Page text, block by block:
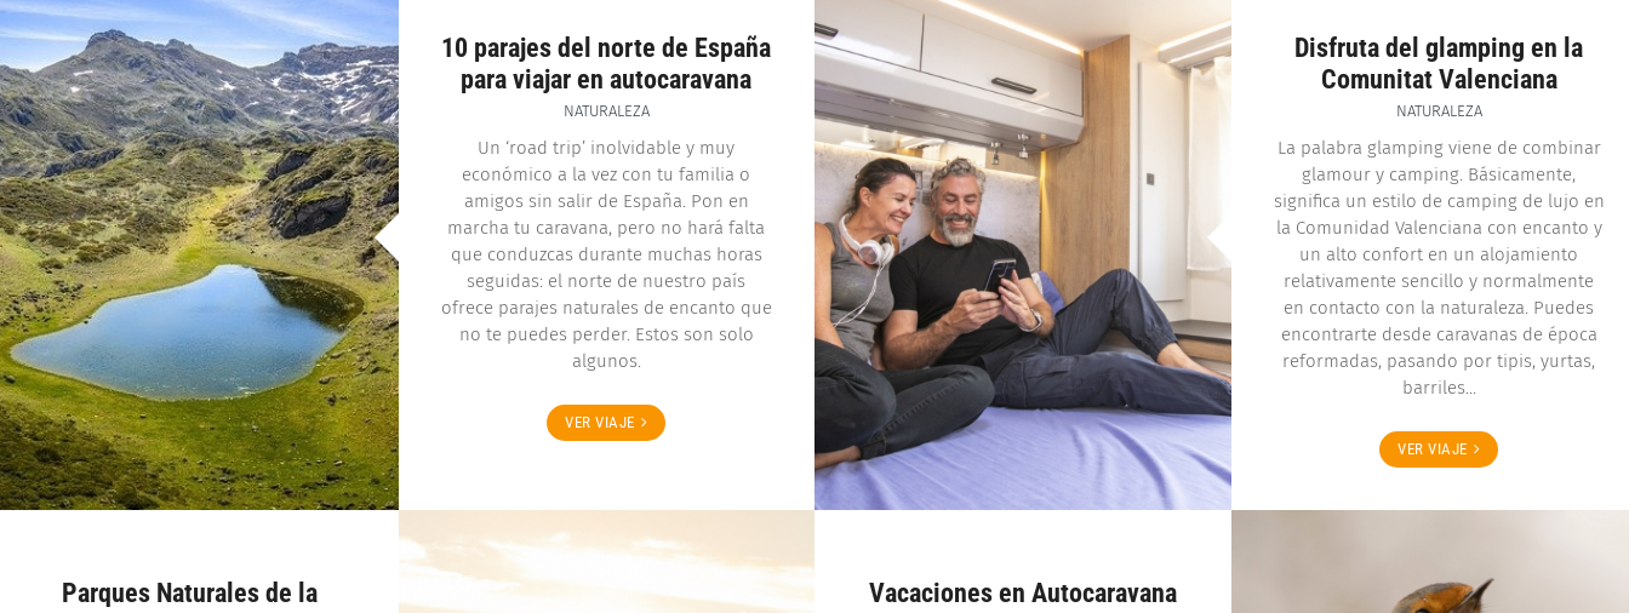
10 parajes del norte de España
para viajar en autocaravana
NATURALEZA
Un ‘road trip’ inolvidable y muy
económico a la vez con tu familia o
amigos sin salir de España. Pon en
marcha tu caravana, pero no hará falta
que conduzcas durante muchas horas
seguidas: el norte de nuestro país
ofrece parajes naturales de encanto que
no te puedes perder. Estos son solo
algunos.
VER VIAJE
Disfruta del glamping en la
Comunitat Valenciana
NATURALEZA
La palabra glamping viene de combinar
glamour y camping. Básicamente,
significa un estilo de camping de lujo en
la Comunidad Valenciana con encanto y
un alto confort en un alojamiento
relativamente sencillo y normalmente
en contacto con la naturaleza. Puedes
encontrarte desde caravanas de época
reformadas, pasando por tipis, yurtas,
barriles...
VER VIAJE
Parques Naturales de la
Vacaciones en Autocaravana